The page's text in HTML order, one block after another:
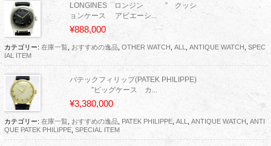
LONGINES ロンジン ” クッシ
ョンケース アビエーシ...
¥888,000
カテゴリー: 在庫一覧, おすすめの逸品, OTHER WATCH ALL ANTIQUE WATCH SPEC
IAL ITEM
パテックフィリップ(PATEK PHILIPPE)
”ビッグケース カ...
¥3,380,000
カテゴリー: 在庫一覧, おすすめの逸品, PATEK PHILIPPE, ALL ANTIQUE WATCH ANTI
QUE PATEK PHILIPPE, SPECIAL ITEM